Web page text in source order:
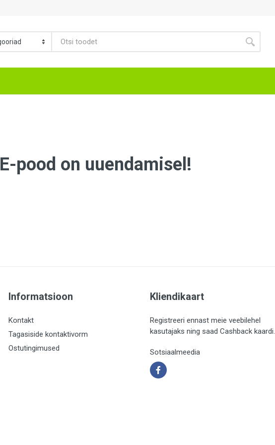
E-pood on uuendamisel!
Informatsioon
Kontakt
Tagasiside kontaktivorm
Ostutingimused
Kliendikaart
Registreeri ennast meie veebilehel
kasutajaks ning saad Cashback kaardi.
Sotsiaalmeedia